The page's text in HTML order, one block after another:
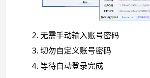
无需手动输入账号密码
切勿自定义账号密码
等待自动登录完成